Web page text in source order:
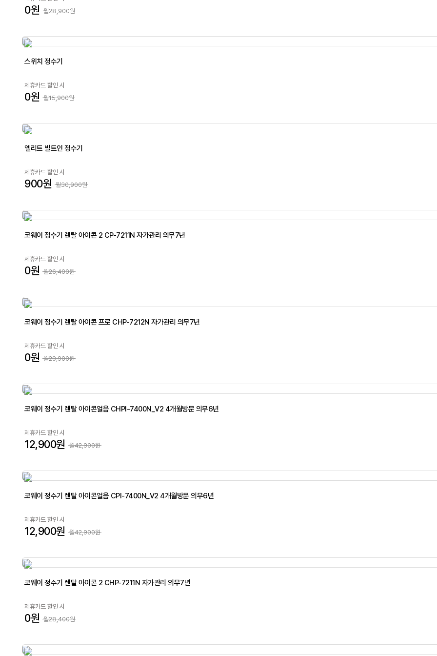
0원 월28,900원
스위치 정수기
제휴카드 할인 시
0원 월15,900원
엘리트 빌트인 정수기
제휴카드 할인 시
900원 월30,900원
코웨이 정수기 렌탈 아이콘 2 CP-7211N 자가관리 의무7년
제휴카드 할인 시
0원 월26,400원
코웨이 정수기 렌탈 아이콘 프로 CHP-7212N 자가관리 의무7년
제휴카드 할인 시
0원 월29,900원
코웨이 정수기 렌탈 아이콘얼음 CHPI-7400N_V2 4개월방문 의무6년
제휴카드 할인 시
12,900원 월42,900원
코웨이 정수기 렌탈 아이콘얼음 CPI-7400N_V2 4개월방문 의무6년
제휴카드 할인 시
12,900원 월42,900원
코웨이 정수기 렌탈 아이콘 2 CHP-7211N 자가관리 의무7년
제휴카드 할인 시
0원 월28,400원